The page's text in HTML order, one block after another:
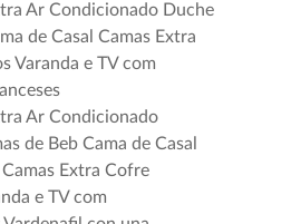
Ar Condicionado Duche
de Casal Camas Extra
Varanda e TV com
Ar Condicionado
de Beb Cama de Casal
Extra Cofre
e TV com